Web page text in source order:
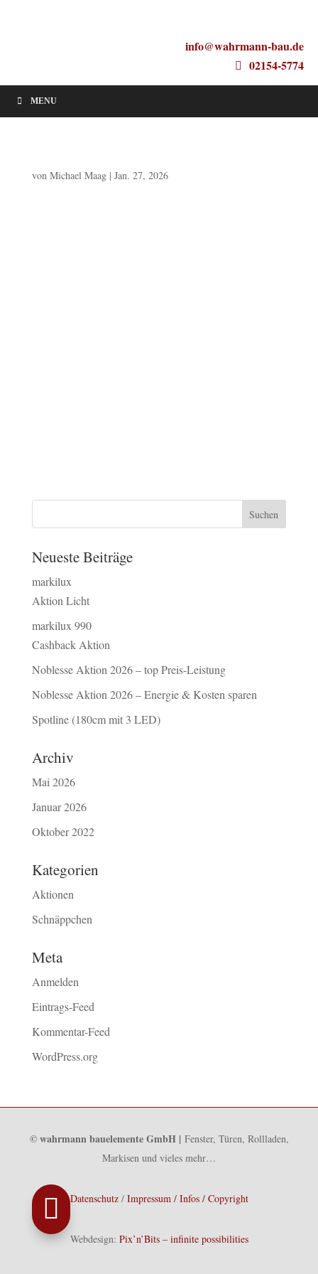
info@wahrmann-bau.de
02154-5774
MENU
von Michael Maag| Jan. 27, 2026
Neueste Beiträge
markilux
Aktion Licht
markilux 990
Cashback Aktion
Noblesse Aktion 2026 – top Preis-Leistung
Noblesse Aktion 2026 – Energie & Kosten sparen
Spotline (180cm mit 3 LED)
Archiv
Mai 2026
Januar 2026
Oktober 2022
Kategorien
Aktionen
Schnäppchen
Meta
Anmelden
Eintrags-Feed
Kommentar-Feed
WordPress.org
© wahrmann bauelemente GmbH | Fenster, Türen, Rollladen,
Markisen und vieles mehr…
Datenschutz/ Impressum / Infos / Copyright
Webdesign: Pix’n’Bits – infinite possibilities
